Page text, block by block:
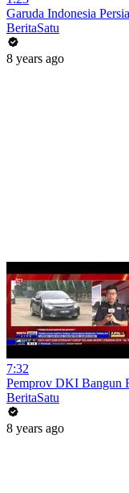
Garuda Indonesia
BeritaSatu
8 years ago
7:32
Pemprov DKI Bangun
BeritaSatu
8 years ago